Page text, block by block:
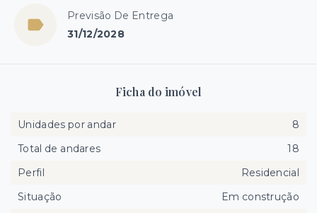
Previsão De Entrega
31/12/2028
Ficha do imóvel
Unidades por andar
8
Total de andares
18
Perfil
Residencial
Situação
Em construção